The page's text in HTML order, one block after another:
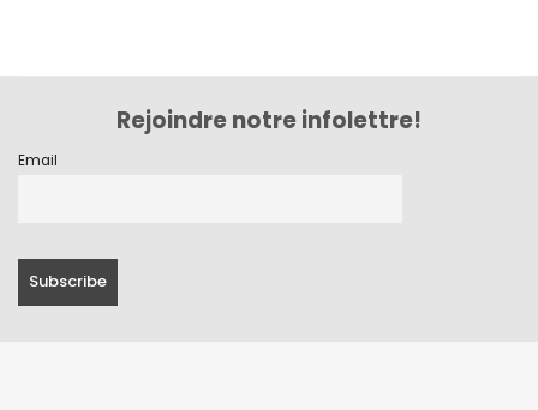
Rejoindre notre infolettre!
Email